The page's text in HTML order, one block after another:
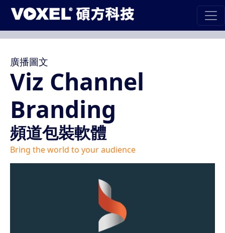
廣播圖文
Viz Channel
Branding
頻道包裝軟體
Bring the world to your audience